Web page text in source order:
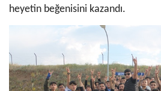
heyetin beğenisini kazandı.